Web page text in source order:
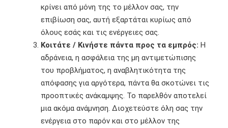
κρίνει από μόνη της το μέλλον σας, την
επιβίωση σας, αυτή εξαρτάται κυρίως από
όλους εσάς και τις ενέργειες σας.
Κοιτάτε / Κινήστε πάντα προς τα εμπρός: Η
αδράνεια, η ασφάλεια της μη αντιμετώπισης
του προβλήματος, η αναβλητικότητα της
απόφασης για αργότερα, πάντα θα σκοτώνει τις
προοπτικές ανάκαμψης. Το παρελθόν αποτελεί
μια ακόμα ανάμνηση. Διοχετεύστε όλη σας την
ενέργεια στο παρόν και στο μέλλον της